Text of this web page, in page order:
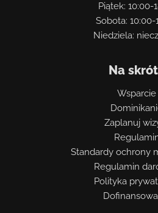
Piątek: 10:00-
Sobota: 10:00-
Niedziela:
Na
Wsparcie
Zaplanuj
Standardy ochrony
Regulamin
Polityka